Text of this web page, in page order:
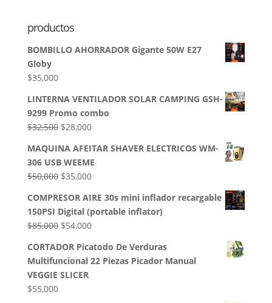
productos
BOMBILLO AHORRADOR Gigante 50W E27
Globy
$35,000
LINTERNA VENTILADOR SOLAR CAMPING GSH-
9299 Promo combo
$32,500 El
original
era:
$32,500.
$28,000El
actual
es:
$28,000.
MAQUINA AFEITAR SHAVER ELECTRICOS WM-
306 USB WEEME
$50,000 El
original
era:
$50,000.
$35,000El
actual
es:
$35,000.
COMPRESOR AIRE 30s mini inflador recargable
150PSI Digital (portable inflator)
$85,000 El
original
era:
$85,000.
$54,000El
actual
es:
CORTADOR Picatodo De Verduras
Multifuncional 22 Piezas Picador Manual
VEGGIE SLICER
$55,000